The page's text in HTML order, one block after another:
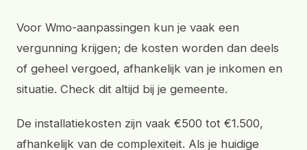
Voor Wmo-aanpassingen kun je vaak een
vergunning krijgen; de kosten worden dan deels
of geheel vergoed, afhankelijk van je inkomen en
situatie. Check dit altijd bij je gemeente.
De installatiekosten zijn vaak €500 tot €1.500,
afhankelijk van de complexiteit. Als je huidige